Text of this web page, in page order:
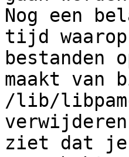
Nog een
tijd waarop
maakt van
/lib/
ziet dat je